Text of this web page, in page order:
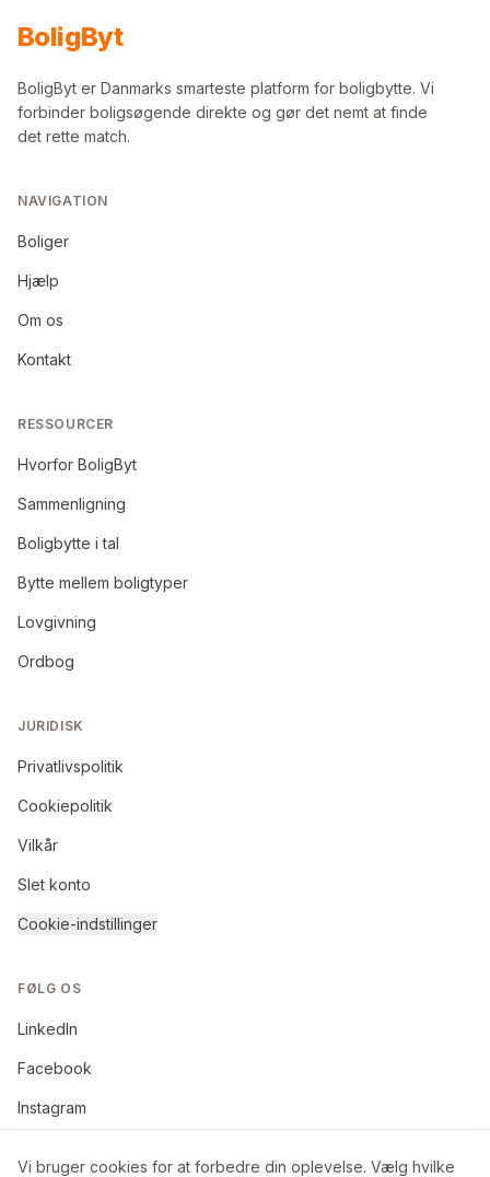
BoligByt
BoligByt er Danmarks smarteste platform for boligbytte. Vi
forbinder boligsøgende direkte og gør det nemt at finde
det rette match.
NAVIGATION
Boliger
Hjælp
Om os
Kontakt
RESSOURCER
Hvorfor BoligByt
Sammenligning
Boligbytte i tal
Bytte mellem boligtyper
Lovgivning
Ordbog
JURIDISK
Privatlivspolitik
Cookiepolitik
Vilkår
Slet konto
Cookie-indstillinger
FØLG OS
LinkedIn
Facebook
Instagram
Vi bruger cookies for at forbedre din oplevelse. Vælg hvilke